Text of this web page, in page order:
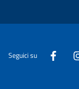
Seguici su